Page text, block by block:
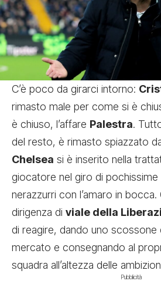
C’è poco da girarci intorno:
rimasto male per come si è
è chiuso, l’affare Palestra.
del resto, è rimasto spiazzato
Chelsea si è inserito nella
giocatore nel giro di pochissime
nerazzurri con l’amaro in bocca.
dirigenza di viale della
di reagire, dando uno
mercato e consegnando al
squadra all’altezza delle
Pubblicità